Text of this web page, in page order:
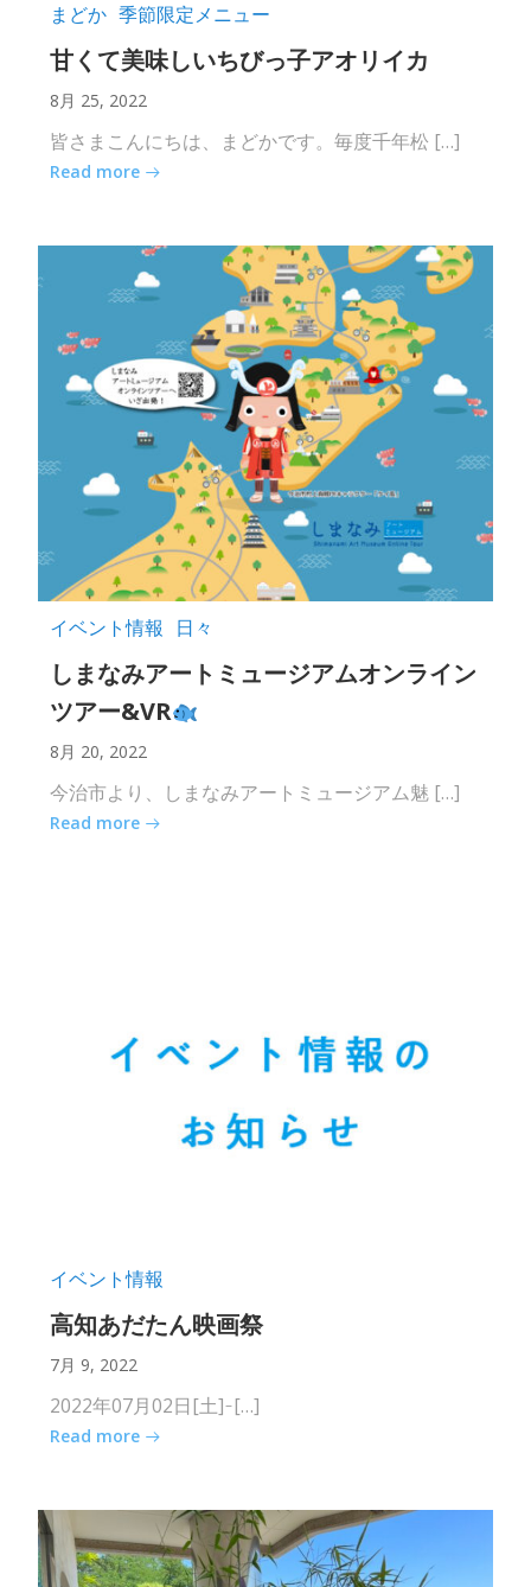
まどか 季節限定メニュー
甘くて美味しいちびっ子アオリイカ
8月 25, 2022
皆さまこんにちは、まどかです。毎度千年松 […]
Read more
イベント情報 日々
しまなみアートミュージアムオンライン
ツアー&VR
8月 20, 2022
今治市より、しまなみアートミュージアム魅 […]
Read more
イベント情報
高知あだたん映画祭
7月 9, 2022
2022年07月02日[土] ̵ […]
Read more